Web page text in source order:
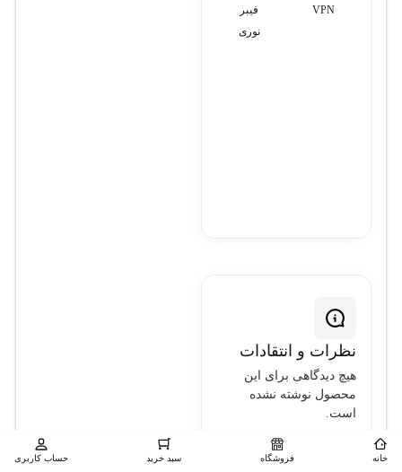
VPN
فیبر
نوری
نظرات و انتقادات
هیچ دیدگاهی برای این
محصول نوشته نشده
است.
اولین نفری باشید که
دیدگاهی را ارسال می کنید
خانه فروشگاه سبد خرید حساب کاربری